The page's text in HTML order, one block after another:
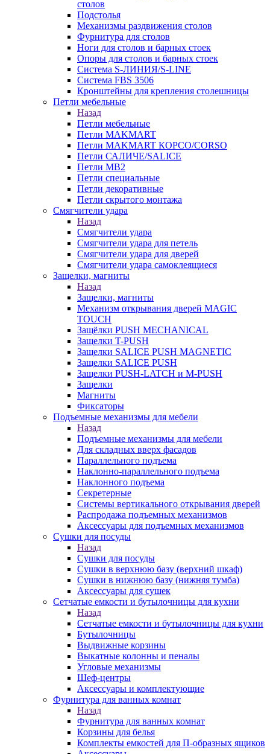
столов
Подстолья
Механизмы раздвижения столов
Фурнитура для столов
Ноги для столов и барных стоек
Опоры для столов и барных стоек
Система S-ЛИНИЯ/S-LINE
Система FBS 3506
Кронштейны для крепления столешницы
Петли мебельные
Назад
Петли мебельные
Петли MAKMART
Петли MAKMART КОРСО/CORSO
Петли САЛИЧЕ/SALICE
Петли MB2
Петли специальные
Петли декоративные
Петли скрытого монтажа
Смягчители удара
Назад
Смягчители удара
Смягчители удара для петель
Смягчители удара для дверей
Cмягчители удара самоклеящиеся
Защелки, магниты
Назад
Защелки, магниты
Механизм открывания дверей MAGIC
TOUCH
Защёлки PUSH MECHANICAL
Защелки T-PUSH
Защелки SALICE PUSH MAGNETIC
Защелки SALICE PUSH
Защелки PUSH-LATCH и M-PUSH
Защелки
Магниты
Фиксаторы
Подъемные механизмы для мебели
Назад
Подъемные механизмы для мебели
Для складных вверх фасадов
Параллельного подъема
Наклонно-параллельного подъема
Наклонного подъема
Секретерные
Системы вертикального открывания дверей
Распродажа подъемных механизмов
Аксессуары для подъемных механизмов
Сушки для посуды
Назад
Сушки для посуды
Сушки в верхнюю базу (верхний шкаф)
Сушки в нижнюю базу (нижняя тумба)
Аксессуары для сушек
Сетчатые емкости и бутылочницы для кухни
Назад
Сетчатые емкости и бутылочницы для кухни
Бутылочницы
Выдвижные корзины
Выкатные колонны и пеналы
Угловые механизмы
Шеф-центры
Аксессуары и комплектующие
Фурнитура для ванных комнат
Назад
Фурнитура для ванных комнат
Корзины для белья
Комплекты емкостей для П-образных ящиков